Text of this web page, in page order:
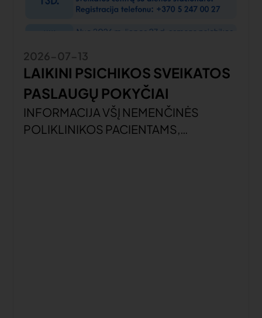
2026-07-13
LAIKINI PSICHIKOS SVEIKATOS
PASLAUGŲ POKYČIAI
INFORMACIJA VŠĮ NEMENČINĖS
POLIKLINIKOS PACIENTAMS,